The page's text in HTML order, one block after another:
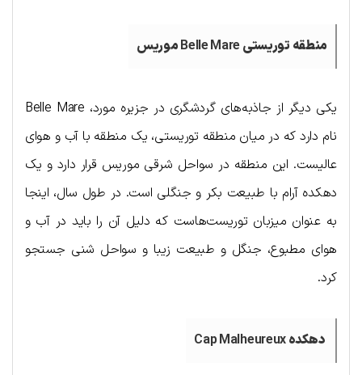
منطقه توریستی موریس
یکی دیگر از جاذبه‌های گردشگری در جزیره مورد، Belle Mare
نام دارد که در میان منطقه توریستی، یک منطقه با آب و هوای
عالیست. این منطقه در سواحل شرقی موریس قرار دارد و یک
دهکده آرام با طبیعت بکر و جنگلی است. در طول سال، اینجا
به عنوان میزبان توریست‌هاست که دلیل آن را باید در آب و
هوای مطبوع، جنگل و طبیعت زیبا و سواحل شنی جستجو
کرد.
دهکده